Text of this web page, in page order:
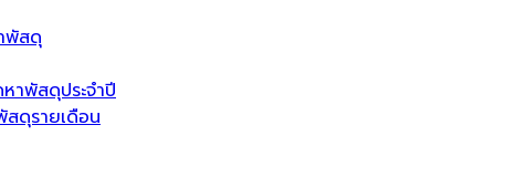
พัสดุ
าพัสดุประจำปี
ดุรายเดือน